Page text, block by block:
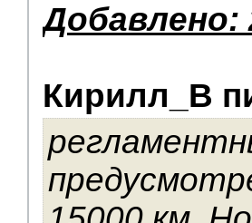
Добавлено:
Кирилл_В